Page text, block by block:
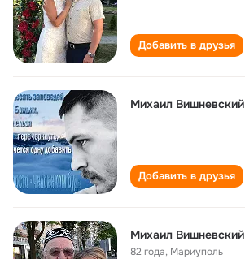
Добавить в друзья
Михаил Вишневский
Добавить в друзья
Михаил Вишневский
82 года, Мариуполь